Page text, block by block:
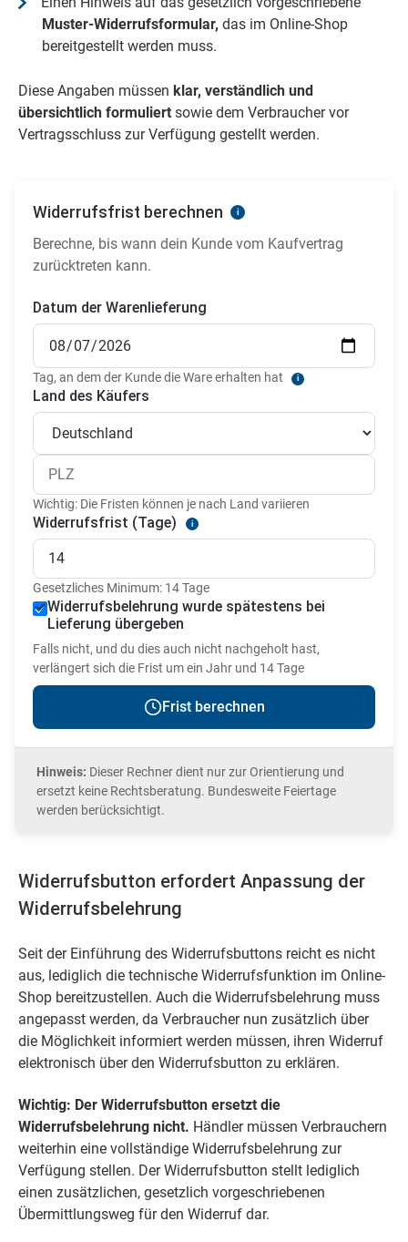
Muster-Widerrufsformular, das im Online-Shop
bereitgestellt werden muss.
Diese Angaben müssen klar, verständlich und
übersichtlich formuliert sowie dem Verbraucher vor
Vertragsschluss zur Verfügung gestellt werden.
Widerrufsfrist berechnen i
Berechne, bis wann dein Kunde vom Kaufvertrag
zurücktreten kann.
Datum der Warenlieferung
Tag, an dem der Kunde die Ware erhalten hat i
Land des Käufers
Wichtig: Die Fristen können je nach Land variieren
Widerrufsfrist (Tage) i
Gesetzliches Minimum: 14 Tage
Widerrufsbelehrung wurde spätestens bei
Lieferung übergeben
Falls nicht, und du dies auch nicht nachgeholt hast,
verlängert sich die Frist um ein Jahr und 14 Tage
Frist berechnen
Hinweis: Dieser Rechner dient nur zur Orientierung und
ersetzt keine Rechtsberatung. Bundesweite Feiertage
werden berücksichtigt.
Widerrufsbutton erfordert Anpassung der
Widerrufsbelehrung
Seit der Einführung des Widerrufsbuttons reicht es nicht
aus, lediglich die technische Widerrufsfunktion im Online-
Shop bereitzustellen. Auch die Widerrufsbelehrung muss
angepasst werden, da Verbraucher nun zusätzlich über
die Möglichkeit informiert werden müssen, ihren Widerruf
elektronisch über den Widerrufsbutton zu erklären.
Wichtig: Der Widerrufsbutton ersetzt die
Widerrufsbelehrung nicht. Händler müssen Verbrauchern
weiterhin eine vollständige Widerrufsbelehrung zur
Verfügung stellen. Der Widerrufsbutton stellt lediglich
einen zusätzlichen, gesetzlich vorgeschriebenen
Übermittlungsweg für den Widerruf dar.